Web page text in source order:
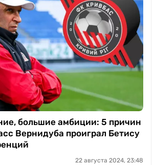
большие амбиции: 5 причин
Вернидуба проиграл Бетису
22 августа 2024, 23:48